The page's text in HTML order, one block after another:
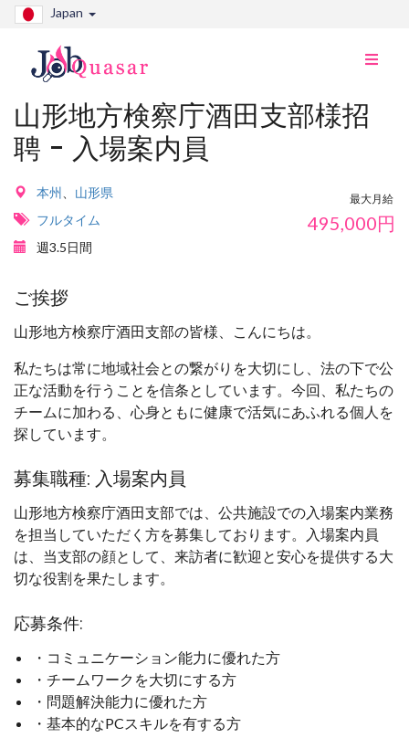
Japan
ナ
り
山形地方検察庁酒田支部様招
聘 - 入場案内員
本州
山形県
フルタイム
週3.5日間
最大月給
495,000円
ご挨拶
山形地方検察庁酒田支部の皆様、こんにちは。
私たちは常に地域社会との繋がりを大切にし、法の下で公
正な活動を行うことを信条としています。今回、私たちの
チームに加わる、心身ともに健康で活気にあふれる個人を
探しています。
募集職種: 入場案内員
山形地方検察庁酒田支部では、公共施設での入場案内業務
を担当していただく方を募集しております。入場案内員
は、当支部の顔として、来訪者に歓迎と安心を提供する大
切な役割を果たします。
応募条件:
・コミュニケーション能力に優れた方
・チームワークを大切にする方
・問題解決能力に優れた方
・基本的なPCスキルを有する方